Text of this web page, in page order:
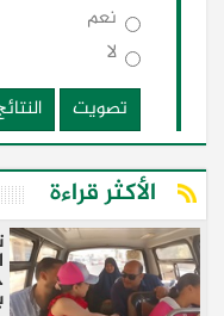
نعم
لا
تصويت
الأكثر قراءة